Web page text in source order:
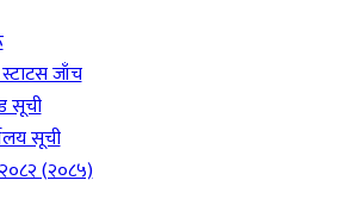
स्टाटस जाँच
सूची
सूची
(२०८५)